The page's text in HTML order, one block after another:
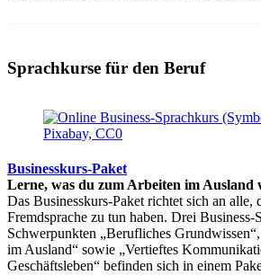
Sprachkurse für den Beruf
Businesskurs-Paket
Lerne, was du zum Arbeiten im
Das Businesskurs-Paket richtet sich an
Fremdsprache zu tun haben. Drei Business-
Schwerpunkten „Berufliches
im Ausland“ sowie „Vertieftes
Geschäftsleben“ befinden sich in einem